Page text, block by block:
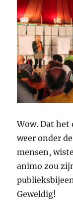
Loek
Groot
terug
Wow. Dat
weer onder
mensen,
animo zou
Geweldig!